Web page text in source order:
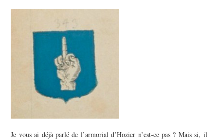
Je vous ai déjà parlé de l’armorial d’Hozier n’est-ce pas ? Mais si, il